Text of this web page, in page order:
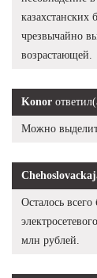
казахстанских
чрезвычайно
возрастающей.
Konor
Можно
Осталось
млн рублей.